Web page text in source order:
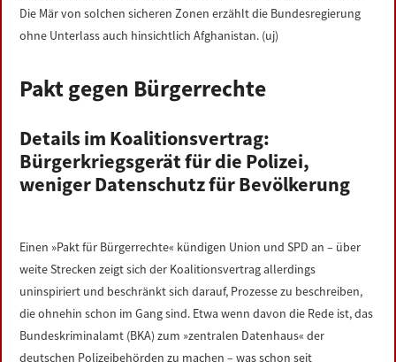
Die Mär von solchen sicheren Zonen erzählt die Bundesregierung
ohne Unterlass auch hinsichtlich Afghanistan. (uj)
Pakt gegen Bürgerrechte
Details im Koalitionsvertrag:
Bürgerkriegsgerät für die Polizei,
weniger Datenschutz für Bevölkerung
Einen »Pakt für Bürgerrechte« kündigen Union und SPD an – über
weite Strecken zeigt sich der Koalitionsvertrag allerdings
uninspiriert und beschränkt sich darauf, Prozesse zu beschreiben,
die ohnehin schon im Gang sind. Etwa wenn davon die Rede ist, das
Bundeskriminalamt (BKA) zum »zentralen Datenhaus« der
deutschen Polizeibehörden zu machen – was schon seit